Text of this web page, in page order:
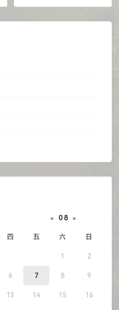
« 08 »
四 五 六 日
1 2
6 7 8 9
13 14 15 16